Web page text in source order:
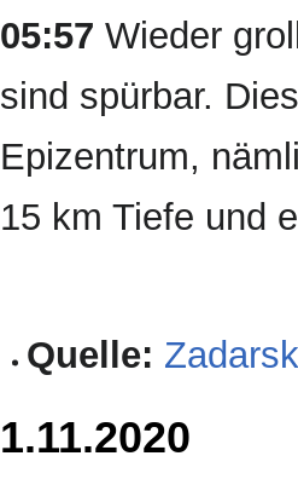
05:57 Wieder
sind spürbar.
Epizentrum,
15 km Tiefe und
Quelle:
1.11.2020